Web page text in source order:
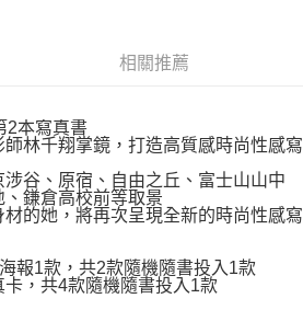
相關推薦
2本寫真書
林千翔掌鏡，打造高質感時尚性感寫
谷、原宿、自由之丘、富士山山中
鎌倉高校前等取景
的她，將再次呈現全新的時尚性感寫
報1款，共2款隨機隨書投入1款
，共4款隨機隨書投入1款